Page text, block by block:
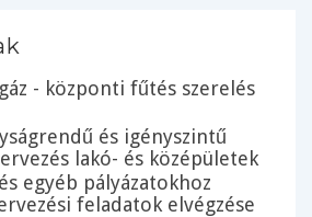
- központi fűtés szerelés
és igényszintű
lakó- és középületek
egyéb pályázatokhoz
feladatok elvégzése